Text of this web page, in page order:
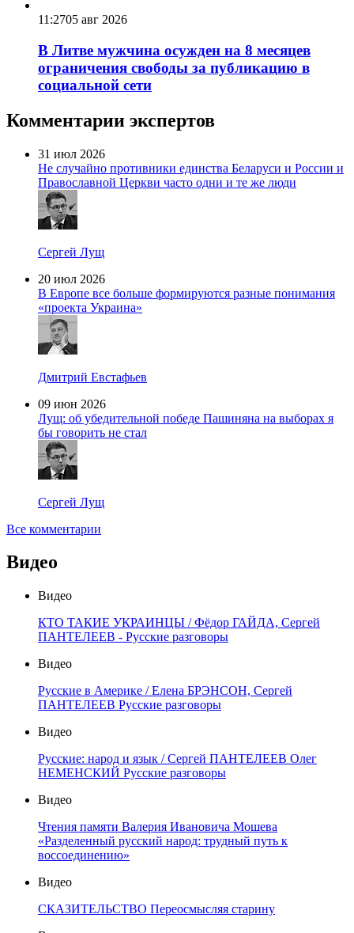
11:2705 авг 2026
В Литве мужчина осужден на 8 месяцев
ограничения свободы за публикацию в
социальной сети
Комментарии экспертов
31 июл 2026
Не случайно противники единства Беларуси и России и
Православной Церкви часто одни и те же люди
Сергей Лущ
20 июл 2026
В Европе все больше формируются разные понимания
«проекта Украина»
Дмитрий Евстафьев
09 июн 2026
Лущ: об убедительной победе Пашиняна на выборах я
бы говорить не стал
Сергей Лущ
Все комментарии
Видео
Видео
КТО ТАКИЕ УКРАИНЦЫ / Фёдор ГАЙДА, Сергей
ПАНТЕЛЕЕВ - Русские разговоры
Видео
Русские в Америке / Елена БРЭНСОН, Сергей
ПАНТЕЛЕЕВ Русские разговоры
Видео
Русские: народ и язык / Сергей ПАНТЕЛЕЕВ Олег
НЕМЕНСКИЙ Русские разговоры
Видео
Чтения памяти Валерия Ивановича Мошева
«Разделенный русский народ: трудный путь к
воссоединению»
Видео
СКАЗИТЕЛЬСТВО Переосмысляя старину